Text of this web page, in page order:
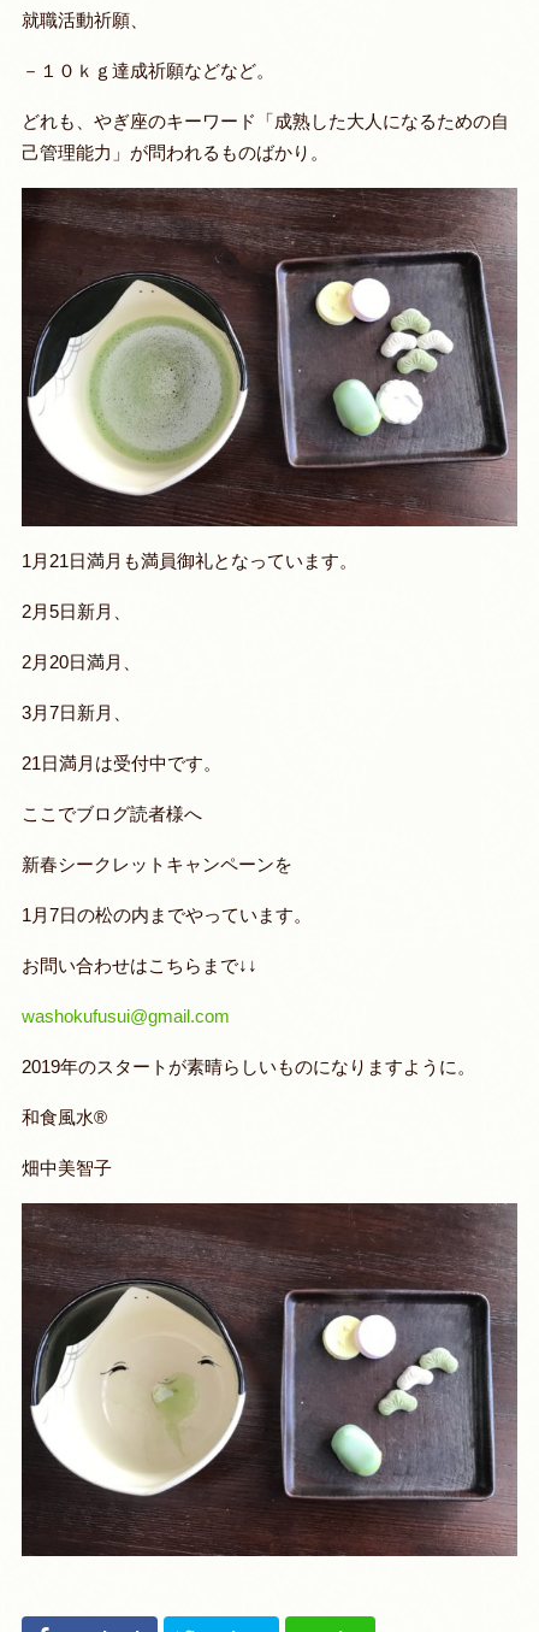
就職活動祈願、
－１０ｋｇ達成祈願などなど。
どれも、やぎ座のキーワード「成熟した大人になるための自
己管理能力 」が問われるものばかり。
1月21日満月も満員御礼となっています。
2月5日新月、
2月20日満月、
3月7日新月、
21日満月は受付中です。
ここでブログ読者様へ
新春シークレットキャンペーンを
1月7日の松の内までやっています。
お問い合わせはこちらまで↓↓
washokufusui@gmail.com
2019年のスタートが素晴らしいものになりますように。
和食風水®
畑中美智子